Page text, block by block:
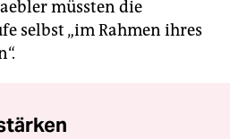
müssten die
selbst „im Rahmen ihres